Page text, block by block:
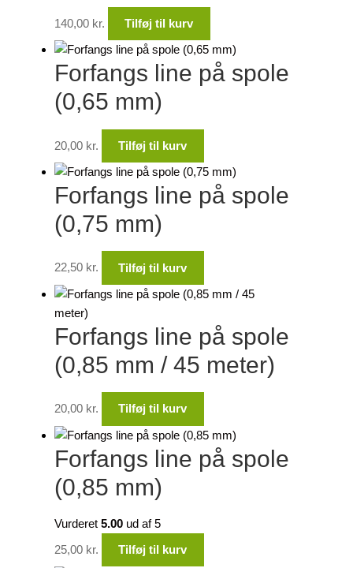
140,00 kr. Tilføj til kurv
Forfangs line på spole
(0,65 mm)
20,00 kr. Tilføj til kurv
Forfangs line på spole
(0,75 mm)
22,50 kr. Tilføj til kurv
Forfangs line på spole
(0,85 mm / 45 meter)
20,00 kr. Tilføj til kurv
Forfangs line på spole
(0,85 mm)
Vurderet5.00 ud af 5
25,00 kr. Tilføj til kurv